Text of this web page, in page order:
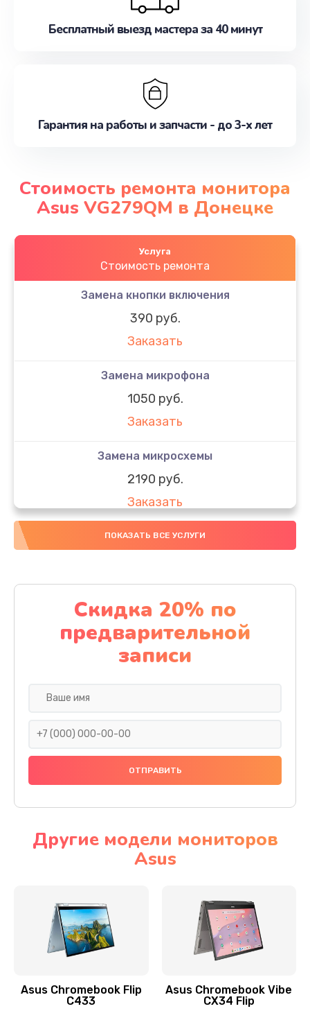
Бесплатный выезд мастера за 40 минут
Гарантия на работы и запчасти - до 3-х лет
Стоимость ремонта монитора
Asus VG279QM в Донецке
Услуга
Стоимость ремонта
Замена кнопки включения
390 руб.
Заказать
Замена микрофона
1050 руб.
Заказать
Замена микросхемы
2190 руб.
Заказать
Замена передней камеры
Заказать
Замена полифонического динамика
390 руб.
Заказать
Сбор/Разбор
Чистка динамика и микрофонов (с разбором)
Замена кнопки Home (домой)
Заказать
ПОКАЗАТЬ ВСЕ УСЛУГИ
Скидка 20% по
предварительной
записи
Другие модели мониторов
Asus
Asus Chromebook Flip
C433
Asus Chromebook Vibe
CX34 Flip